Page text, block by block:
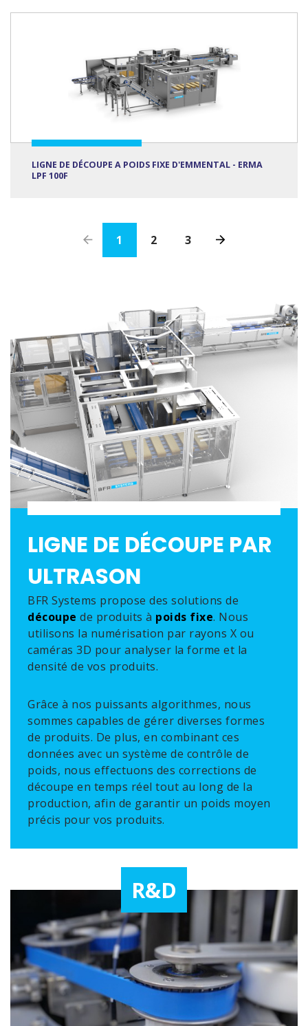
LIGNE DE DÉCOUPE A POIDS FIXE D'EMMENTAL - ERMA
LPF 100F
1 2 3
LIGNE DE DÉCOUPE PAR
ULTRASON
BFR Systems propose des solutions de
découpe de produits à poids fixe. Nous
utilisons la numérisation par rayons X ou
caméras 3D pour analyser la forme et la
densité de vos produits.
Grâce à nos puissants algorithmes, nous
sommes capables de gérer diverses formes
de produits. De plus, en combinant ces
données avec un système de contrôle de
poids, nous effectuons des corrections de
découpe en temps réel tout au long de la
production, afin de garantir un poids moyen
précis pour vos produits.
R&D